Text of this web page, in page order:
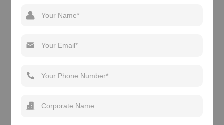
同展现导师风采。最后铁流管理学院给所有内训师们送上一份神